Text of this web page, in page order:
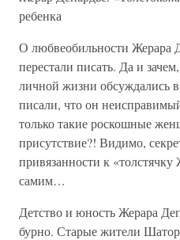
ребенка
О любвеобильности Жерара
перестали писать. Да и
личной жизни обсуждались
писали, что он
только такие роскошные
присутствие?! Видимо,
привязанности к
самим…
Детство и юность Жерара
бурно. Старые жители